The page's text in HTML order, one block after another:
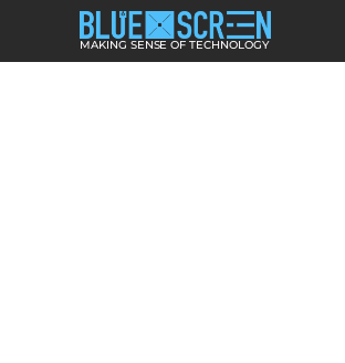
MAKING SENSE OF TECHNOLOGY